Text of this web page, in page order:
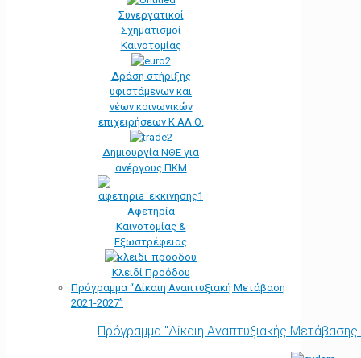
Συνεργατικοί
Σχηματισμοί
Καινοτομίας
Δράση στήριξης
υφιστάμενων και
νέων κοινωνικών
επιχειρήσεων Κ.ΑΛ.Ο.
Δημιουργία ΝΘΕ για
ανέργους ΠΚΜ
Αφετηρία
Kαινοτομίας &
Εξωστρέφειας
Κλειδί Προόδου
Πρόγραμμα “Δίκαιη Αναπτυξιακή Μετάβαση
2021-2027”
Πρόγραμμα "Δίκαιη Αναπτυξιακής